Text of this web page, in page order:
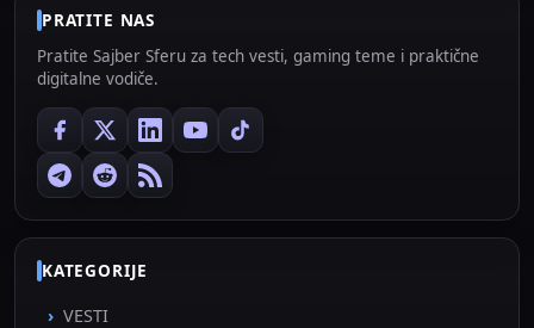
PRATITE NAS
Pratite Sajber Sferu za tech vesti, gaming teme i praktične
digitalne vodiče.
KATEGORIJE
VESTI